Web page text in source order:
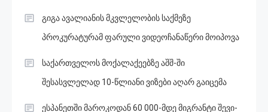
გიგა ავალიანის მკვლელობის საქმეზე
პროკურატურამ ფარული ვიდეოჩანაწერი მოიპოვა
საქართველოს მოქალაქეებზე აშშ-ში
შესასვლელად 10-წლიანი ვიზები აღარ გაიცემა
ესპანეთში მა­რო­კო­დან 60 000-მდე მიგ­რან­ტი შე­ვი­